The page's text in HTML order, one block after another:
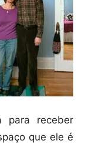
para receber
que ele é